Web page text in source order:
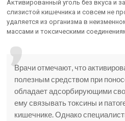
Активированный уголь без вкуса и
слизистой кишечника и совсем не
удаляется из организма в
массами и токсическими
Врачи отмечают, что
полезным средством при
обладает адсорбирующими
ему связывать токсины и
кишечнике. Однако